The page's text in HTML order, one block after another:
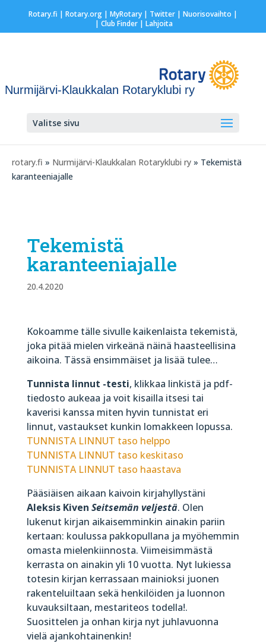
Rotary.fi | Rotary.org| MyRotary| Twitter| Nuorisovaihto |
| Club Finder| Lahjoita
Nurmijärvi-Klaukkalan Rotaryklubi ry
Valitse sivu
rotary.fi » Nurmijärvi-Klaukkalan Rotaryklubi ry » Tekemistä
karanteeniajalle
Tekemistä
karanteeniajalle
20.4.2020
Kokoamme tälle sivulle kaikenlaista tekemistä,
joka pitää mielen virkeänä näinä haasteellisina
aikoina. Tässä ensimmäiset ja lisää tulee…
Tunnista linnut -testi, klikkaa linkistä ja pdf-
tiedosto aukeaa ja voit kisailla itsesi tai
kaverisi kanssa miten hyvin tunnistat eri
linnut, vastaukset kunkin lomakkeen lopussa.
TUNNISTA LINNUT taso helppo
TUNNISTA LINNUT taso keskitaso
TUNNISTA LINNUT taso haastava
Pääsiäisen aikaan kaivoin kirjahyllystäni
Aleksis Kiven Seitsemän veljestä. Olen
lukenut kirjan aikaisemminkin ainakin pariin
kertaan: koulussa pakkopullana ja myöhemmin
omasta mielenkiinnosta. Viimeisimmästä
kerrasta on ainakin yli 10 vuotta. Nyt lukiessa
totesin kirjan kerrassaan mainioksi juonen
rakenteluiltaan sekä henkilöiden ja luonnon
kuvauksiltaan, mestariteos todella!.
Suosittelen ja onhan kirja nyt juhlavuonna
vielä ajankohtainenkin!